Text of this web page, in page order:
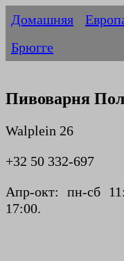
Домашняя
Брюгге
Пивоварня
Walplein 26
+32 50 332-697
Апр-окт: пн-сб
17:00.